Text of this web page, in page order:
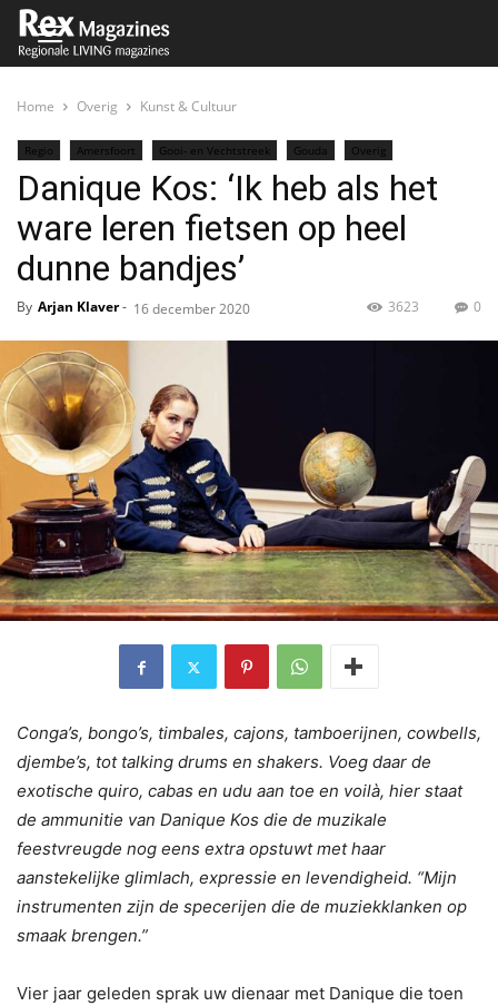
Home Overig Kunst & Cultuur
Regio Amersfoort Gooi- en Vechtstreek Gouda
Overig
Kunst & Cultuur
Lansingerland Nesselande Zoetermeer
Danique Kos: ‘Ik heb als het
ware leren fietsen op heel
dunne bandjes’
By Arjan Klaver- 16 december 2020 0
3623
Conga’s, bongo’s, timbales, cajons, tamboerijnen, cowbells,
djembe’s, tot talking drums en shakers. Voeg daar de
exotische quiro, cabas en udu aan toe en voilà, hier staat
de ammunitie van Danique Kos die de muzikale
feestvreugde nog eens extra opstuwt met haar
aanstekelijke glimlach, expressie en levendigheid. “Mijn
instrumenten zijn de specerijen die de muziekklanken op
smaak brengen.”
Vier jaar geleden sprak uw dienaar met Danique die toen